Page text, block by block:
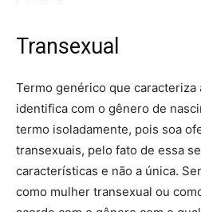
Transexual
Termo genérico que caracteriza
identifica com o gênero de
termo isoladamente, pois soa
transexuais, pelo fato de essa
características e não a única.
como mulher transexual ou